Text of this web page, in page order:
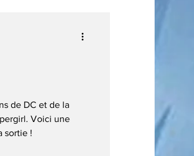
de DC et de la
Voici une
sortie !